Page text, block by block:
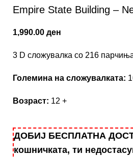
Empire State Building –
1,990.00 ден
3 D сложувалка со 216
Големина на сложувалката:
Возраст: 12 +
ДОБИЈ БЕСПЛАТНА
кошничката, ти